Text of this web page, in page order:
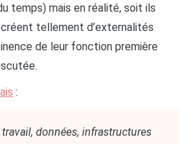
temps) mais en réalité, soit ils
tellement d’externalités
de leur fonction première
:
données, infrastructures